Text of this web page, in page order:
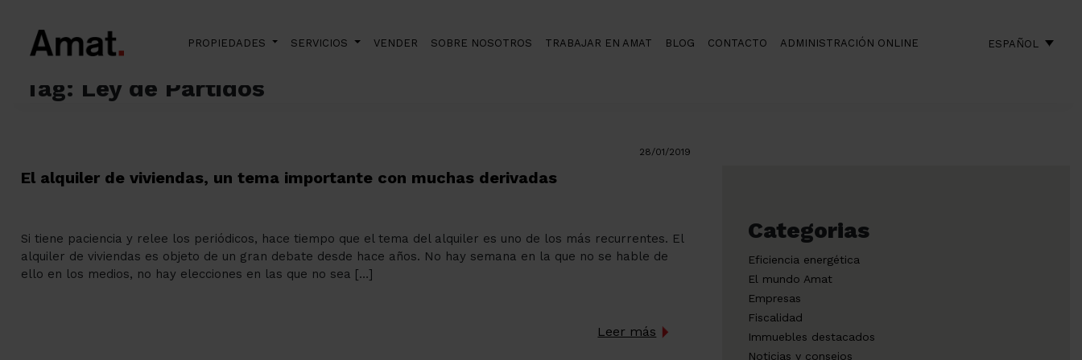
Skip to main content
PROPIEDADES SERVICIOS VENDER SOBRE NOSOTROS TRABAJAR EN AMAT BLOG CONTACTO ADMINISTRACIÓN ONLINE ESPAÑOL
Tag: Ley de Partidos
28/01/2019
El alquiler de viviendas, un tema importante con muchas derivadas
Si tiene paciencia y relee los periódicos, hace tiempo que el tema del alquiler es uno de los más recurrentes. El
alquiler de viviendas es objeto de un gran debate desde hace años. No hay semana en la que no se hable de
ello en los medios, no hay elecciones en las que no sea […]
Leer más
Categorias
Eficiencia energética
El mundo Amat
Empresas
Fiscalidad
Immuebles destacados
Noticias y consejos